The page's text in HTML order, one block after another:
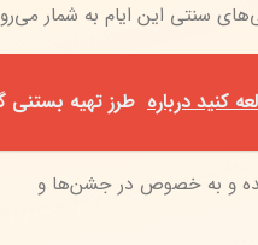
سنتی این ایام به شمار
کنید درباره‌ طرز تهیه بستنی
شده و به خصوص در جشن‌ها و